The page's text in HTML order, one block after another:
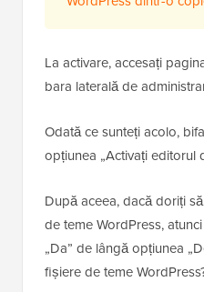
La activare, accesați
bara laterală de
Odată ce sunteți acolo,
opțiunea „Activați editorul
După aceea, dacă doriți
de teme WordPress,
„Da” de lângă opțiunea
fișiere de teme